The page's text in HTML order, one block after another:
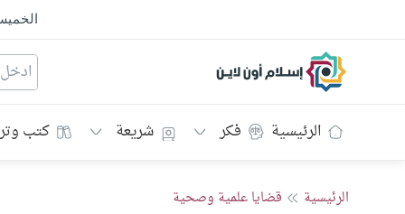
إسلام أون لاين
الرئيسية فكر شريعة كتب
الرئيسية قضايا علمية وصحية